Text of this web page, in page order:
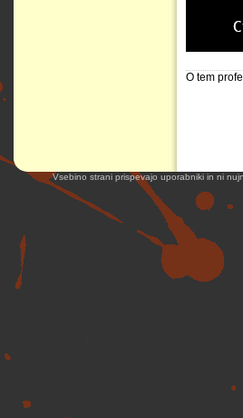
O tem
Vsebino strani prispevajo uporabniki in ni